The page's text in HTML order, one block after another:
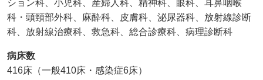
ション科、小児科、産婦人科、精神科、眼科、耳鼻咽喉
科・頭頸部外科、麻酔科、皮膚科、泌尿器科、放射線診断
科、放射線治療科、救急科、総合診療科、病理診断科
病床数
416床（一般410床・感染症6床）